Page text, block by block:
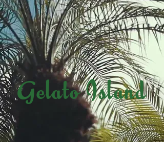
Gelato Island